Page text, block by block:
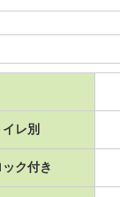
レ別
ク付き